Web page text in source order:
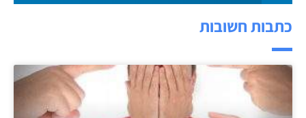
כתבות חשובות